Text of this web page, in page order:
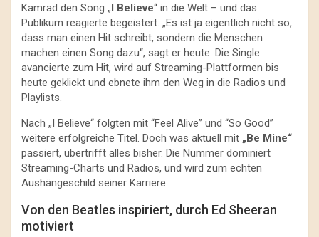
Kamrad den Song „I Believe“ in die Welt – und das
Publikum reagierte begeistert. „Es ist ja eigentlich nicht so,
dass man einen Hit schreibt, sondern die Menschen
machen einen Song dazu“, sagt er heute. Die Single
avancierte zum Hit, wird auf Streaming-Plattformen bis
heute geklickt und ebnete ihm den Weg in die Radios und
Playlists.
Nach „I Believe“ folgten mit “Feel Alive” und “So Good”
weitere erfolgreiche Titel. Doch was aktuell mit „Be Mine“
passiert, übertrifft alles bisher. Die Nummer dominiert
Streaming-Charts und Radios, und wird zum echten
Aushängeschild seiner Karriere.
Von den Beatles inspiriert, durch Ed Sheeran
motiviert